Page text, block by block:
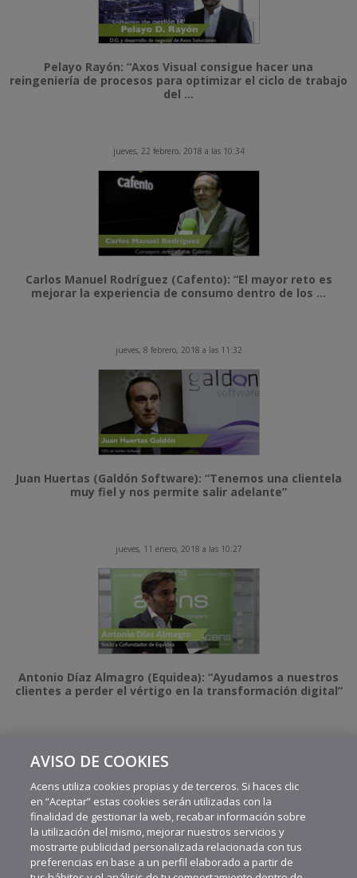
Pelayo Rayón: “Axos Visual consigue hacer una
reingeniería de procesos para optimizar el ciclo de trabajo
del ...
jueves, 22 febrero, 2018 a las 10:34
Carlos Manuel Rodríguez (Cafento): “El mayor reto es
mejorar la experiencia de consumo dentro de los ...
jueves, 8 febrero, 2018 a las 11:32
Juan Huertas (Galdón Software): “Tenemos una clientela
muy fiel y nos permite salir adelante”
jueves, 11 enero, 2018 a las 10:27
Antonio Díaz Almagro (Equidea): “Ayudamos a nuestros
clientes a perder el vértigo en la transformación digital”
AVISO DE COOKIES
Acens utiliza cookies propias y de terceros. Si haces clic
en “Aceptar” estas cookies serán utilizadas con la
finalidad de gestionar la web, recabar información sobre
la utilización del mismo, mejorar nuestros servicios y
mostrarte publicidad personalizada relacionada con tus
preferencias en base a un perfil elaborado a partir de